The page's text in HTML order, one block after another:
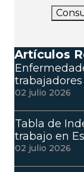
Artículos
02 julio 2026
Tabla de
trabajo en
02 julio 2026